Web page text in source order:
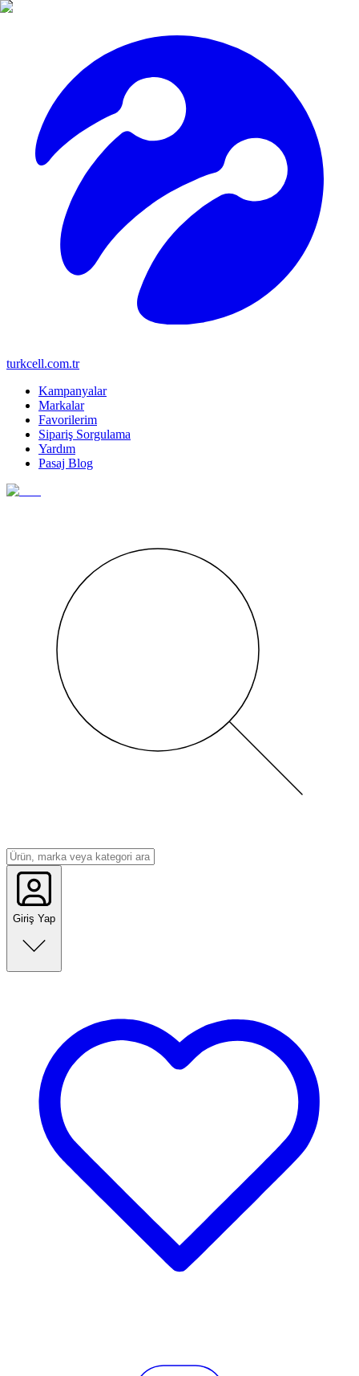
turkcell.com.tr
Kampanyalar
Markalar
Favorilerim
Sipariş Sorgulama
Yardım
Pasaj Blog
Giriş Yap